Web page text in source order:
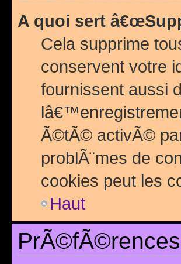
A quoi sert
Cela supprime
conservent votre
fournissent aussi
Ã©tÃ© activÃ©
problÃ¨mes de
cookies peut les
Haut